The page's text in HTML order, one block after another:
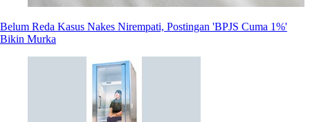
Belum Reda Kasus Nakes Nirempati, Postingan 'BPJS Cuma 1%'
Bikin Murka